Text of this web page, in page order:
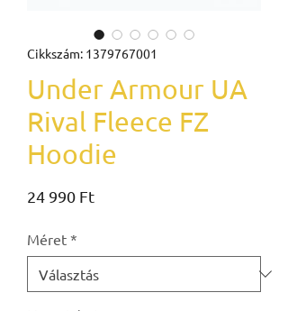
Cikkszám: 1379767001
Under Armour UA
Rival Fleece FZ
Hoodie
24 990 FtÁr
Méret *